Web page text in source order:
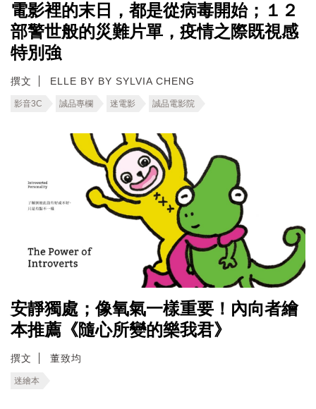
電影裡的末日，都是從病毒開始；１２
部警世般的災難片單，疫情之際既視感
特別強
撰文 ELLE BY BY SYLVIA CHENG
影音3C 誠品專欄 迷電影 誠品電影院
安靜獨處；像氧氣一樣重要！內向者繪
本推薦《隨心所變的樂我君》
撰文 董致均
迷繪本